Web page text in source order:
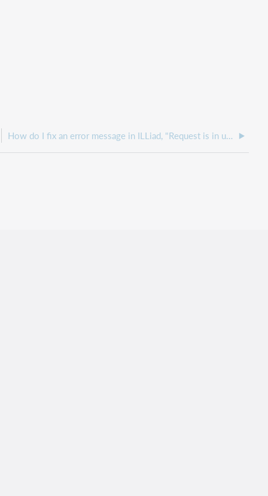
How do I fix an error message in ILLiad, "Request is in use by another user. Refreshing list?"